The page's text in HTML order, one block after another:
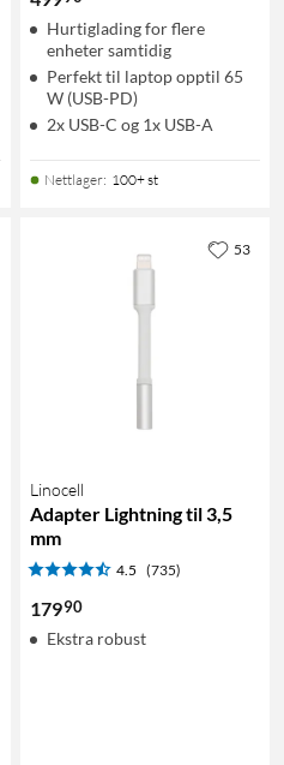
Hurtiglading for flere
enheter samtidig
Perfekt til laptop opptil 65
W (USB-PD)
2x USB-C og 1x USB-A
Nettlager: 100+ st
Linocell
Adapter Lightning til 3,5
mm
4.5 (735)
17990
Ekstra robust
53